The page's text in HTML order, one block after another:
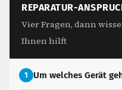
REPARATUR-
Vier Fragen, dann
Ihnen hilft
1 Um welches Gerät